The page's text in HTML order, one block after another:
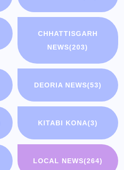
CHHATTISGARH
NEWS(203)
DEORIA NEWS(53)
KITABI KONA(3)
LOCAL NEWS(264)